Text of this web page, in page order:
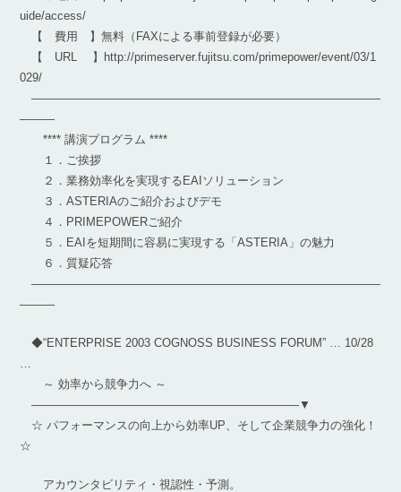
uide/access/
【 費用 】無料（FAXによる事前登録が必要）
【 URL 】http://primeserver.fujitsu.com/primepower/event/03/1
029/
――――――――――――――――――――――――――――――
―――
**** 講演プログラム ****
１．ご挨拶
２．業務効率化を実現するEAIソリューション
３．ASTERIAのご紹介およびデモ
４．PRIMEPOWERご紹介
５．EAIを短期間に容易に実現する「ASTERIA」の魅力
６．質疑応答
――――――――――――――――――――――――――――――
―――
◆“ENTERPRISE 2003 COGNOSS BUSINESS FORUM” … 10/28
…
～ 効率から競争力へ ～
———————————————————————▼
☆ パフォーマンスの向上から効率UP、そして企業競争力の強化！
☆
アカウンタビリティ・視認性・予測。